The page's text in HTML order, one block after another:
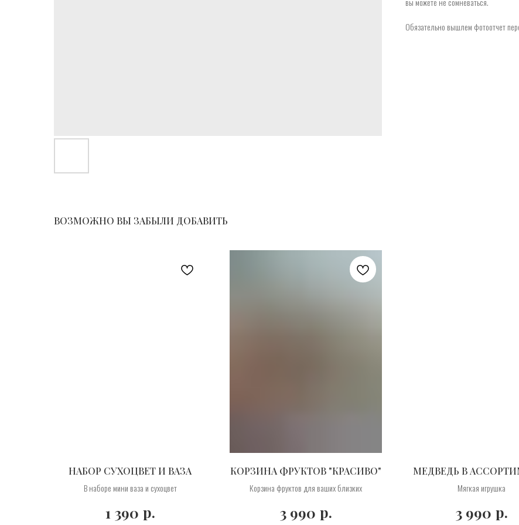
Обязательно вышлем фотоотчет
ВОЗМОЖНО ВЫ ЗАБЫЛИ ДОБАВИТЬ
НАБОР СУХОЦВЕТ И ВАЗА
В наборе мини ваза и сухоцвет
1 390 р.
КОРЗИНА ФРУКТОВ "КРАСИВО"
Корзина фруктов для ваших близких
3 990 р.
МЕДВЕДЬ В
Мягкая игрушка
3 990 р.